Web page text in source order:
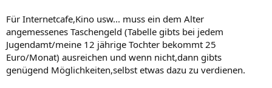
Für Internetcafe,Kino usw... muss ein dem Alter
angemessenes Taschengeld (Tabelle gibts bei jedem
Jugendamt/meine 12 jährige Tochter bekommt 25
Euro/Monat) ausreichen und wenn nicht,dann gibts
genügend Möglichkeiten,selbst etwas dazu zu verdienen.